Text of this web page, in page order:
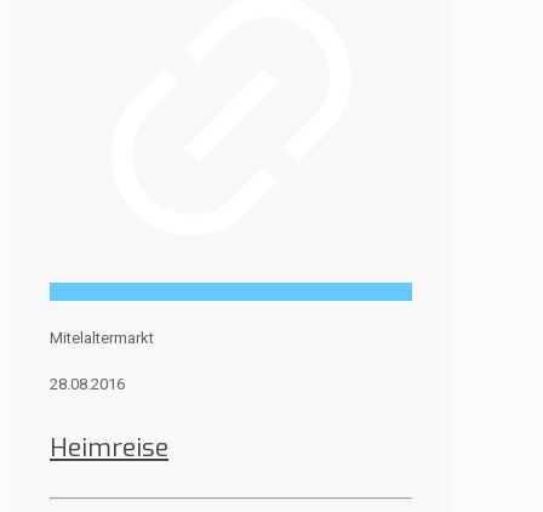
Mitelaltermarkt
28.08.2016
Heimreise